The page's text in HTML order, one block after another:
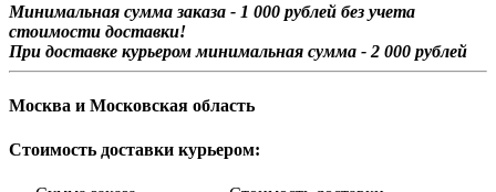
Минимальная сумма заказа - 1 000 рублей без учета
стоимости доставки!
При доставке курьером минимальная сумма - 2 000 рублей
Москва и Московская область
Стоимость доставки курьером: